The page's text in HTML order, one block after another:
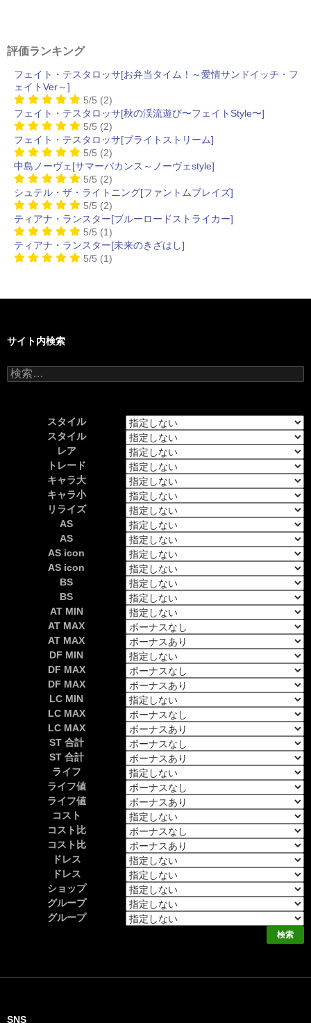
評価ランキング
フェイト・テスタロッサ[お弁当タイム！～愛情サンドイッチ・フ
ェイトVer～]
5/5 (2)
フェイト・テスタロッサ[秋の渓流遊び〜フェイトStyle〜]
5/5 (2)
フェイト・テスタロッサ[ブライトストリーム]
5/5 (2)
中島ノーヴェ[サマーバカンス～ノーヴェstyle]
5/5 (2)
シュテル・ザ・ライトニング[ファントムブレイズ]
5/5 (2)
ティアナ・ランスター[ブルーロードストライカー]
5/5 (1)
ティアナ・ランスター[未来のきざはし]
5/5 (1)
サイト内検索
検
索:
スタイル
スタイル
レア
トレード
キャラ大
キャラ小
リライズ
AS
AS
AS icon
AS icon
BS
BS
AT MIN
AT MAX
AT MAX
DF MIN
DF MAX
DF MAX
LC MIN
LC MAX
LC MAX
ST 合計
ST 合計
ライフ
ライフ値
ライフ値
コスト
コスト比
コスト比
ドレス
ドレス
ショップ
グループ
グループ
SNS